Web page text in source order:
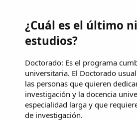
¿Cuál es el último
estudios?
Doctorado: Es el programa
universitaria. El Doctorado
las personas que quieren
investigación y la docencia
especialidad larga y que
de investigación.